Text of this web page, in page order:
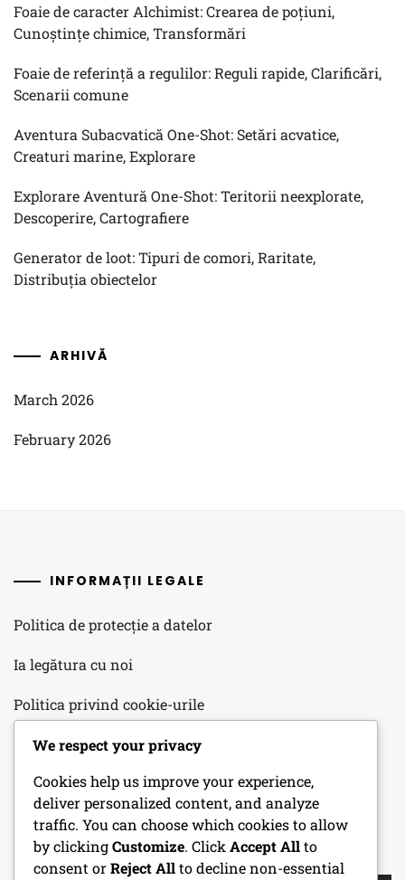
Foaie de caracter Alchimist: Crearea de poțiuni,
Cunoștințe chimice, Transformări
Foaie de referință a regulilor: Reguli rapide, Clarificări,
Scenarii comune
Aventura Subacvatică One-Shot: Setări acvatice,
Creaturi marine, Explorare
Explorare Aventură One-Shot: Teritorii neexplorate,
Descoperire, Cartografiere
Generator de loot: Tipuri de comori, Raritate,
Distribuția obiectelor
ARHIVĂ
March 2026
February 2026
INFORMAȚII LEGALE
Politica de protecție a datelor
Ia legătura cu noi
Politica privind cookie-urile
Acordul utilizatorului
Despre noi
CĂUTARE
We respect your privacy
Cookies help us improve your experience,
deliver personalized content, and analyze
traffic. You can choose which cookies to allow
by clickingCustomize. Click Accept Allto
consent orReject Allto decline non-essential